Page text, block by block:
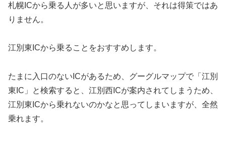
札幌ICから乗る人が多いと思いますが、それは得策ではあ
りません。
江別東ICから乗ることをおすすめします。
たまに入口のないICがあるため、グーグルマップで「江別
東IC」と検索すると、江別西ICが案内されてしまうため、
江別東ICから乗れないのかなと思ってしまいますが、全然
乗れます。